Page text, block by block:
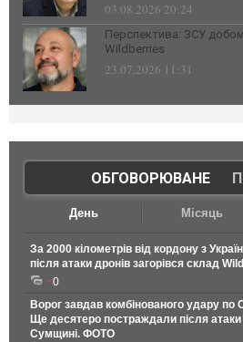
03.08.2026 20:24
Перспектива: ЗСУ
Wildberries
23.07.2026 11:31
ОБГОВОРЮВАНЕ|
День Місяць
За 2000 кілометрів від кордону з
після атаки дронів загорівся склад
0
Ворог завдав комбінованого удару
Ще десятеро постраждали після
Сумщині. ФОТО